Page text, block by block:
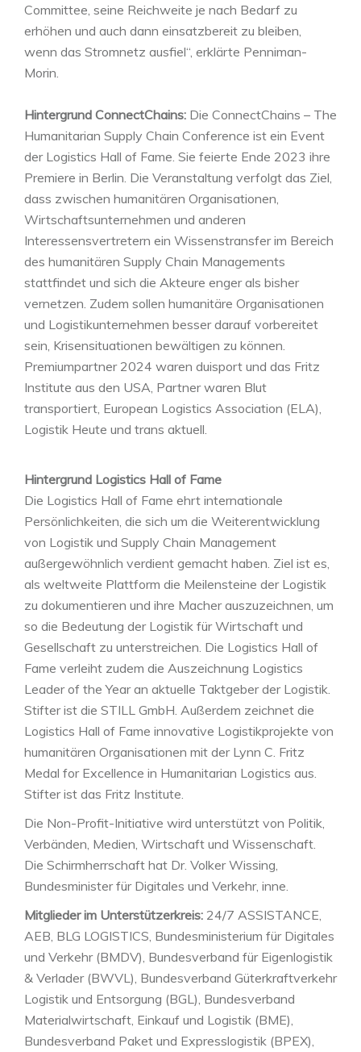
Committee, seine Reichweite je nach Bedarf zu
erhöhen und auch dann einsatzbereit zu bleiben,
wenn das Stromnetz ausfiel“, erklärte Penniman-
Morin.
Hintergrund ConnectChains: Die ConnectChains – The
Humanitarian Supply Chain Conference ist ein Event
der Logistics Hall of Fame. Sie feierte Ende 2023 ihre
Premiere in Berlin. Die Veranstaltung verfolgt das Ziel,
dass zwischen humanitären Organisationen,
Wirtschaftsunternehmen und anderen
Interessensvertretern ein Wissenstransfer im Bereich
des humanitären Supply Chain Managements
stattfindet und sich die Akteure enger als bisher
vernetzen. Zudem sollen humanitäre Organisationen
und Logistikunternehmen besser darauf vorbereitet
sein, Krisensituationen bewältigen zu können.
Premiumpartner 2024 waren duisport und das Fritz
Institute aus den USA, Partner waren Blut
transportiert, European Logistics Association (ELA),
Logistik Heute und trans aktuell.
Hintergrund Logistics Hall of Fame
Die Logistics Hall of Fame ehrt internationale
Persönlichkeiten, die sich um die Weiterentwicklung
von Logistik und Supply Chain Management
außergewöhnlich verdient gemacht haben. Ziel ist es,
als weltweite Plattform die Meilensteine der Logistik
zu dokumentieren und ihre Macher auszuzeichnen, um
so die Bedeutung der Logistik für Wirtschaft und
Gesellschaft zu unterstreichen. Die Logistics Hall of
Fame verleiht zudem die Auszeichnung Logistics
Leader of the Year an aktuelle Taktgeber der Logistik.
Stifter ist die STILL GmbH. Außerdem zeichnet die
Logistics Hall of Fame innovative Logistikprojekte von
humanitären Organisationen mit der Lynn C. Fritz
Medal for Excellence in Humanitarian Logistics aus.
Stifter ist das Fritz Institute.
Die Non-Profit-Initiative wird unterstützt von Politik,
Verbänden, Medien, Wirtschaft und Wissenschaft.
Die Schirmherrschaft hat Dr. Volker Wissing,
Bundesminister für Digitales und Verkehr, inne.
Mitglieder im Unterstützerkreis: 24/7 ASSISTANCE,
AEB, BLG LOGISTICS, Bundesministerium für Digitales
und Verkehr (BMDV), Bundesverband für Eigenlogistik
& Verlader (BWVL), Bundesverband Güterkraftverkehr
Logistik und Entsorgung (BGL), Bundesverband
Materialwirtschaft, Einkauf und Logistik (BME),
Bundesverband Paket und Expresslogistik (BPEX),